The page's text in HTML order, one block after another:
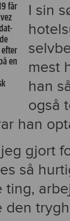
får
en
I sin
mest
han
også
han
gjort
så
ting,
den